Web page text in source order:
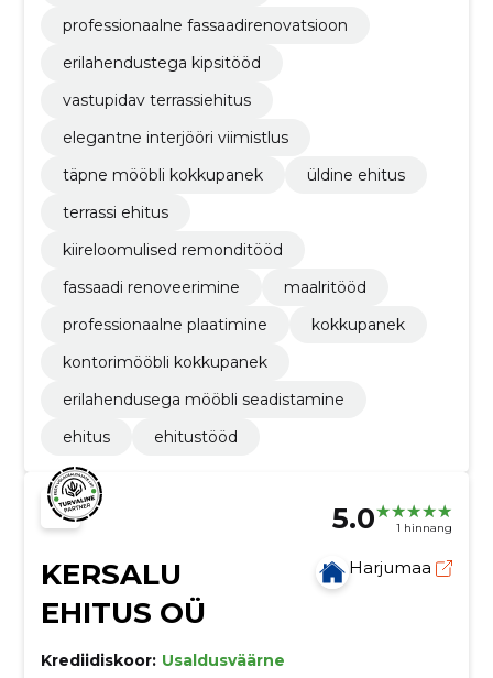
professionaalne fassaadirenovatsioon
erilahendustega kipsitööd
vastupidav terrassiehitus
elegantne interjööri viimistlus
täpne mööbli kokkupanek
üldine ehitus
terrassi ehitus
kiireloomulised remonditööd
fassaadi renoveerimine
maalritööd
professionaalne plaatimine
kokkupanek
kontorimööbli kokkupanek
erilahendusega mööbli seadistamine
ehitus
ehitustööd
5.0 1 hinnang
KERSALU
EHITUS OÜ
Harjumaa
Krediidiskoor: Usaldusväärne